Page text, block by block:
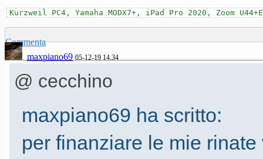
Kurzweil PC4, Yamaha MODX7+, iPad Pro 2020, Zoom
Commenta
maxpiano69 05-12-19 14.34
@ cecchino
maxpiano69 ha scritto:
per finanziare le mie